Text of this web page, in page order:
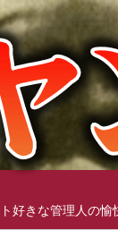
好きな管理人の